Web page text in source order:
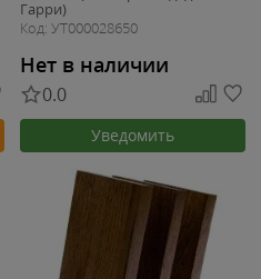
Гарри)
Код: УТ000028650
Нет в наличии
0.0
Уведомить